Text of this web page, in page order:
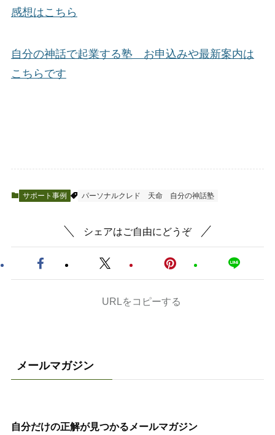
感想はこちら
自分の神話で起業する塾 お申込みや最新案内は
こちらです
サポート事例 パーソナルクレド 天命 自分の神話塾
シェアはご自由にどうぞ
URLをコピーする
メールマガジン
自分だけの正解が見つかるメールマガジン